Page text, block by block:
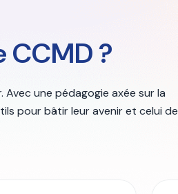
CCMD ?
une pédagogie axée sur la
pour bâtir leur avenir et celui de